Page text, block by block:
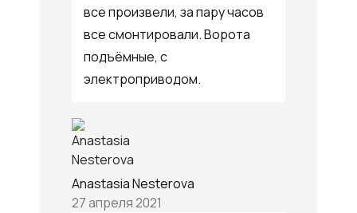
все произвели, за пару часов
все смонтировали. Ворота
подъёмные, с
электроприводом.
Anastasia Nesterova
27 апреля 2021